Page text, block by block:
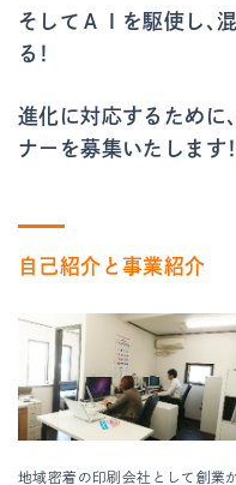
そしてＡＩを駆使し、
る！
進化に対応するために
ナーを募集いたします！
自己紹介と事業紹介
地域密着の印刷会社として創業か